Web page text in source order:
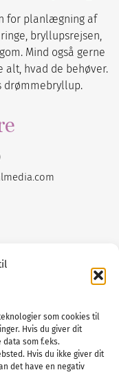
som cookies til
Hvis du giver dit
som f.eks.
Hvis du ikke giver dit
det have en negativ
for planlægning af
bryllupsrejsen,
Mind også gerne
hvad de behøver.
drømmebryllup.